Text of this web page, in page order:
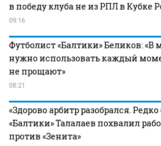
в победу клуба не из РПЛ в Кубке
09:16
Футболист «Балтики» Беликов: «В
нужно использовать каждый
не прощают»
08:21
«Здорово арбитр разобрался.
«Балтики» Талалаев похвалил
против «Зенита»